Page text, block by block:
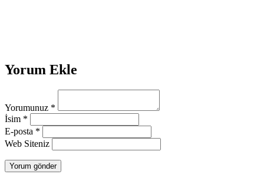
Yorum Ekle
Yorumunuz *
İsim *
E-posta *
Web Siteniz